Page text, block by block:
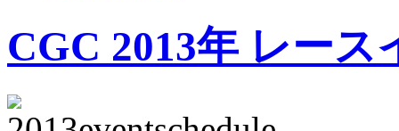
CGC 2013年 レース